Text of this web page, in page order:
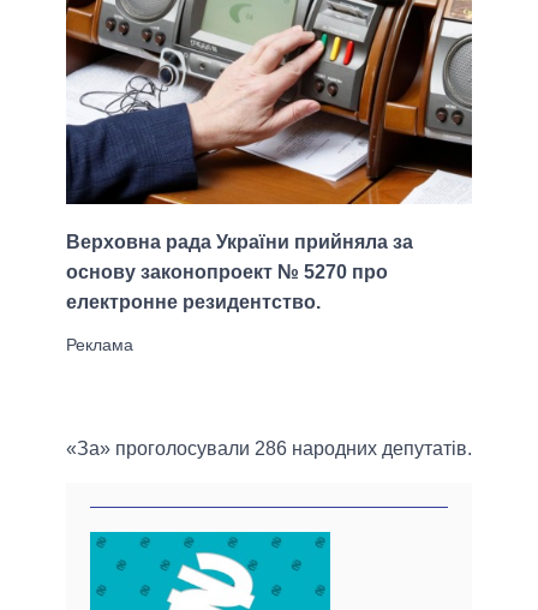
Верховна рада України прийняла за
основу законопроект № 5270 про
електронне резидентство.
«За» проголосували 286 народних депутатів.